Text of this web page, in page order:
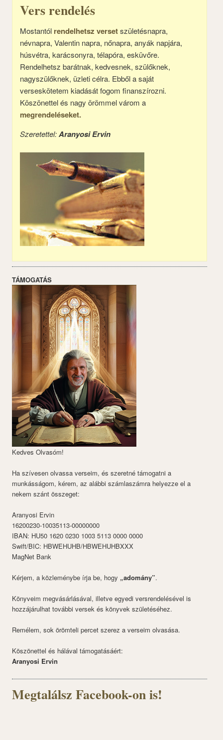
Vers rendelés
Mostantól rendelhetsz versetszületésnapra,
névnapra, Valentin napra, nőnapra, anyák napjára,
húsvétra, karácsonyra, télapóra, esküvőre.
Rendelhetsz barátnak, kedvesnek, szülőknek,
nagyszülőknek, üzleti célra. Ebből a saját
verseskötetem kiadását fogom finanszírozni.
Köszönettel és nagy örömmel várom a
megrendeléseket.
Szeretettel:Aranyosi Ervin
TÁMOGATÁS
Kedves Olvasóm!
Ha szívesen olvassa verseim, és szeretné támogatni a
munkásságom, kérem, az alábbi számlaszámra helyezze el a
nekem szánt összeget:
Aranyosi Ervin
16200230-10035113-00000000
IBAN: HU50 1620 0230 1003 5113 0000 0000
Swift/BIC: HBWEHUHB/HBWEHUHBXXX
MagNet Bank
Kérjem, a közleménybe írja be, hogy „adomány”.
Könyveim megvásárlásával, illetve egyedi versrendelésével is
hozzájárulhat további versek és könyvek születéséhez.
Remélem, sok örömteli percet szerez a verseim olvasása.
Köszönettel és hálával támogatásáért:
Aranyosi Ervin
Megtalálsz Facebook-on is!